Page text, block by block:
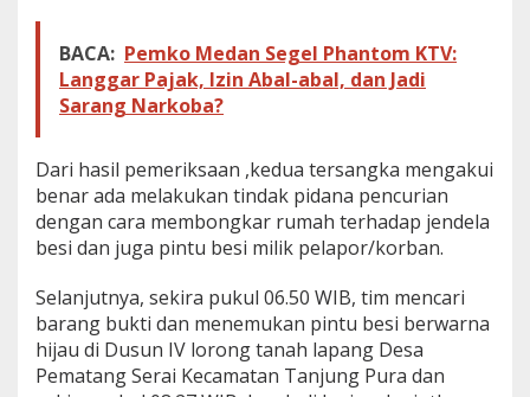
BACA: Pemko Medan Segel Phantom KTV:
Langgar Pajak, Izin Abal-abal, dan Jadi
Sarang Narkoba?
Dari hasil pemeriksaan ,kedua tersangka mengakui
benar ada melakukan tindak pidana pencurian
dengan cara membongkar rumah terhadap jendela
besi dan juga pintu besi milik pelapor/korban.
Selanjutnya, sekira pukul 06.50 WIB, tim mencari
barang bukti dan menemukan pintu besi berwarna
hijau di Dusun IV lorong tanah lapang Desa
Pematang Serai Kecamatan Tanjung Pura dan